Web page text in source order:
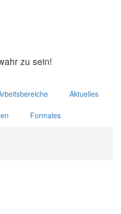
zu sein!
Aktuelles
Formales